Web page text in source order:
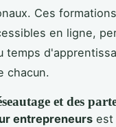
Ces
en ligne,
temps
chacun.
et des
entrepreneurs est